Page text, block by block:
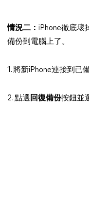
情況二： iPhone徹底壞
備份到電腦上了。
1. 將新iPhone連接到已
2. 點選 回復備份按鈕並